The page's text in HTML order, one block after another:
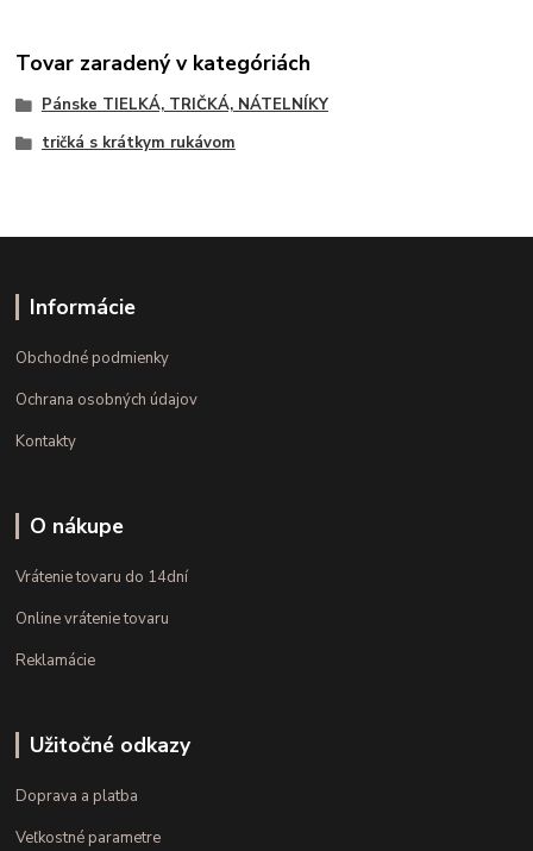
Tovar zaradený v kategóriách
Pánske TIELKÁ, TRIČKÁ, NÁTELNÍKY
tričká s krátkym rukávom
Informácie
Obchodné podmienky
Ochrana osobných údajov
Kontakty
O nákupe
Vrátenie tovaru do 14dní
Online vrátenie tovaru
Reklamácie
Užitočné odkazy
Doprava a platba
Veľkostné parametre